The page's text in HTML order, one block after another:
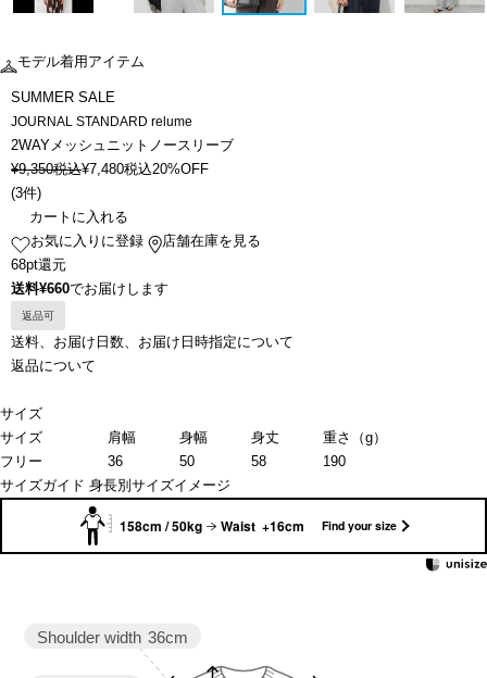
モデル着用アイテム
SUMMER SALE
JOURNAL STANDARD relume
2WAYメッシュニットノースリーブ
¥9,350税込¥7,480税込20%OFF
(3件)
カートに入れる
お気に入りに登録
店舗在庫を見る
68pt還元
送料¥660でお届けします
返品可
送料、お届け日数、お届け日時指定について
返品について
サイズ
サイズ
肩幅 身幅 身丈
重さ（g）
フリー
36 50 58
190
サイズガイド 身長別サイズイメージ
158cm / 50kg Waist +16cm Find your size
Shoulder width 36cm